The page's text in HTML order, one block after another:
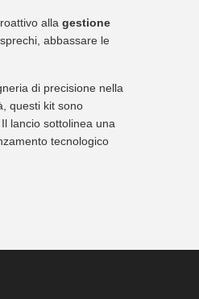
alla gestione
abbassare le
di precisione nella
questi kit sono
lancio sottolinea una
tecnologico